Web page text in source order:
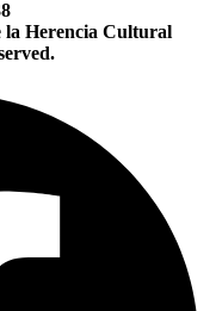
la Herencia Cultural